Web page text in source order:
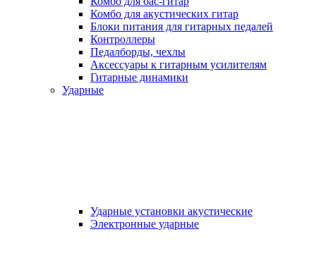
Комбо для акустических гитар
Блоки питания для гитарных педалей
Контроллеры
Педалборды, чехлы
Аксеcсуары к гитарным усилителям
Гитарные динамики
Ударные
Ударные установки акустические
Электронные ударные